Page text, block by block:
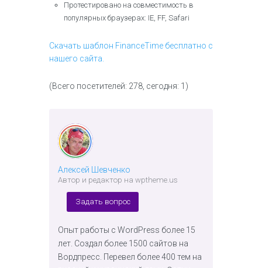
Протестировано на совместимость в
популярных браузерах: IE, FF, Safari
Скачать шаблон FinanceTime бесплатно с
нашего сайта.
(Всего посетителей: 278, сегодня: 1)
Алексей Шевченко
Автор и редактор на wptheme.us
Задать вопрос
Опыт работы с WordPress более 15
лет. Создал более 1500 сайтов на
Вордпресс. Перевел более 400 тем на